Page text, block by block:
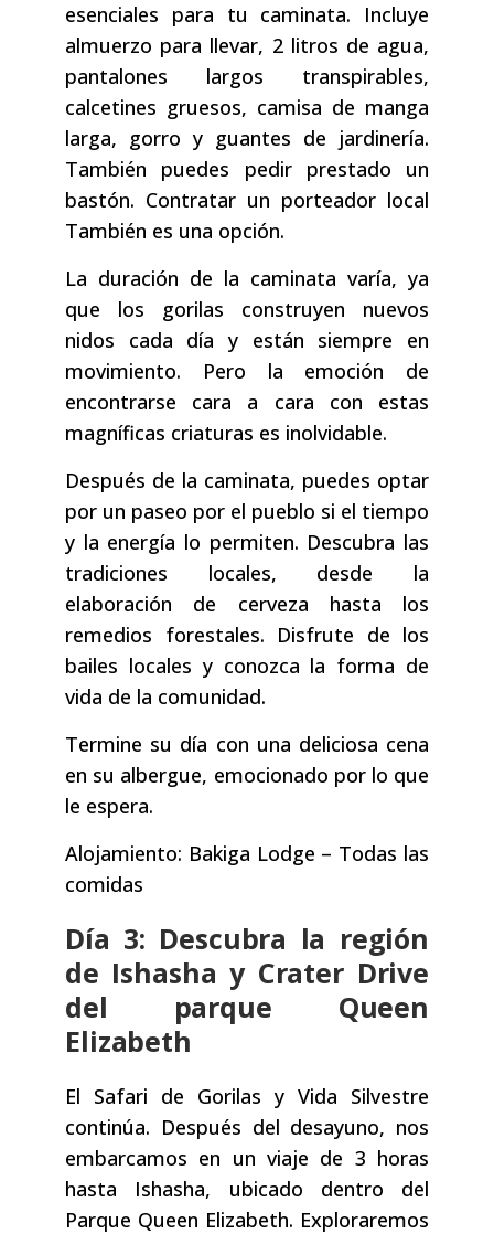
esenciales para tu caminata. Incluye
almuerzo para llevar, 2 litros de agua,
pantalones largos transpirables,
calcetines gruesos, camisa de manga
larga, gorro y guantes de jardinería.
También puedes pedir prestado un
bastón. Contratar un porteador local
También es una opción.
La duración de la caminata varía, ya
que los gorilas construyen nuevos
nidos cada día y están siempre en
movimiento. Pero la emoción de
encontrarse cara a cara con estas
magníficas criaturas es inolvidable.
Después de la caminata, puedes optar
por un paseo por el pueblo si el tiempo
y la energía lo permiten. Descubra las
tradiciones locales, desde la
elaboración de cerveza hasta los
remedios forestales. Disfrute de los
bailes locales y conozca la forma de
vida de la comunidad.
Termine su día con una deliciosa cena
en su albergue, emocionado por lo que
le espera.
Alojamiento: Bakiga Lodge – Todas las
comidas
Día 3: Descubra la región
de Ishasha y Crater Drive
del parque Queen
Elizabeth
El Safari de Gorilas y Vida Silvestre
continúa. Después del desayuno, nos
embarcamos en un viaje de 3 horas
hasta Ishasha, ubicado dentro del
Parque Queen Elizabeth. Exploraremos